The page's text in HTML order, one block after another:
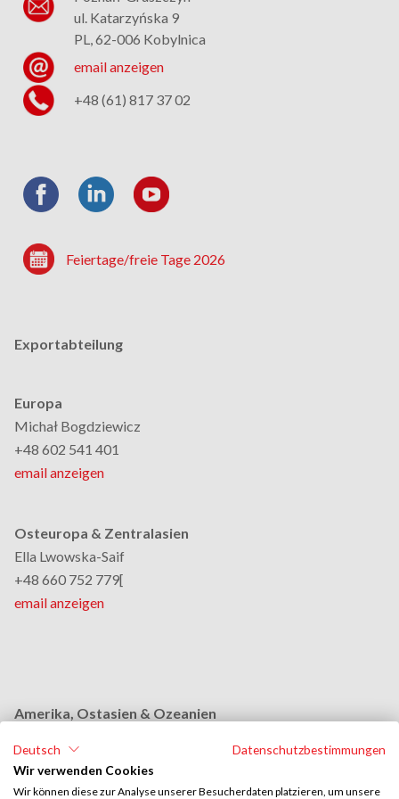
ul. Katarzyńska 9
PL, 62-006 Kobylnica
email anzeigen
+48 (61) 817 37 02
Feiertage/freie Tage 2026
Exportabteilung
Europa
Michał Bogdziewicz
+48 602 541 401
email anzeigen
Osteuropa & Zentralasien
Ella Lwowska-Saif
+48 660 752 779[
email anzeigen
Amerika, Ostasien & Ozeanien
+48 664 954 631
Deutsch
Datenschutzbestimmungen
Wir verwenden Cookies
Wir können diese zur Analyse unserer Besucherdaten platzieren, um unsere